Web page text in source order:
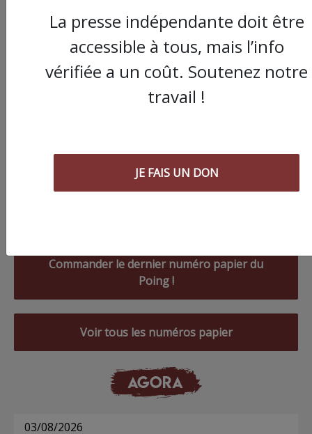
Commander le dernier numéro papier du
Poing !
Voir tous les numéros papier
AGORA
03/08/2026
La presse indépendante doit être
accessible à tous, mais l’info
vérifiée a un coût. Soutenez notre
travail !
JE FAIS UN DON